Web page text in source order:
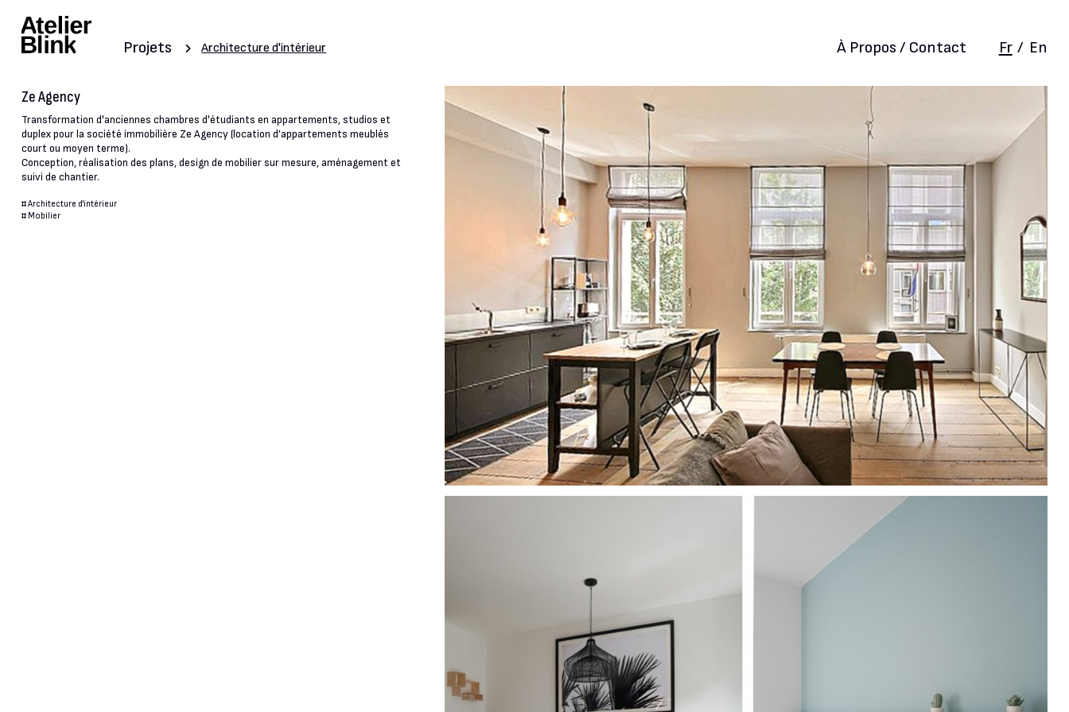
Projets Architecture d'intérieur À Propos / Contact Fr / En
Ze Agency
Transformation d'anciennes chambres d'étudiants en appartements, studios et
duplex pour la société immobilière Ze Agency (location d’appartements meublés
court ou moyen terme).
Conception, réalisation des plans, design de mobilier sur mesure, aménagement et
suivi de chantier.
#Architecture d'intérieur
# Mobilier